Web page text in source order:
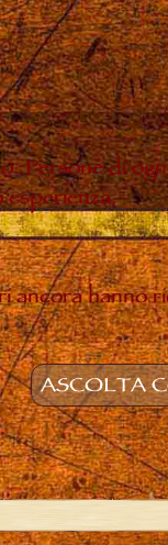
Persone di
ancora
ASCOLTA